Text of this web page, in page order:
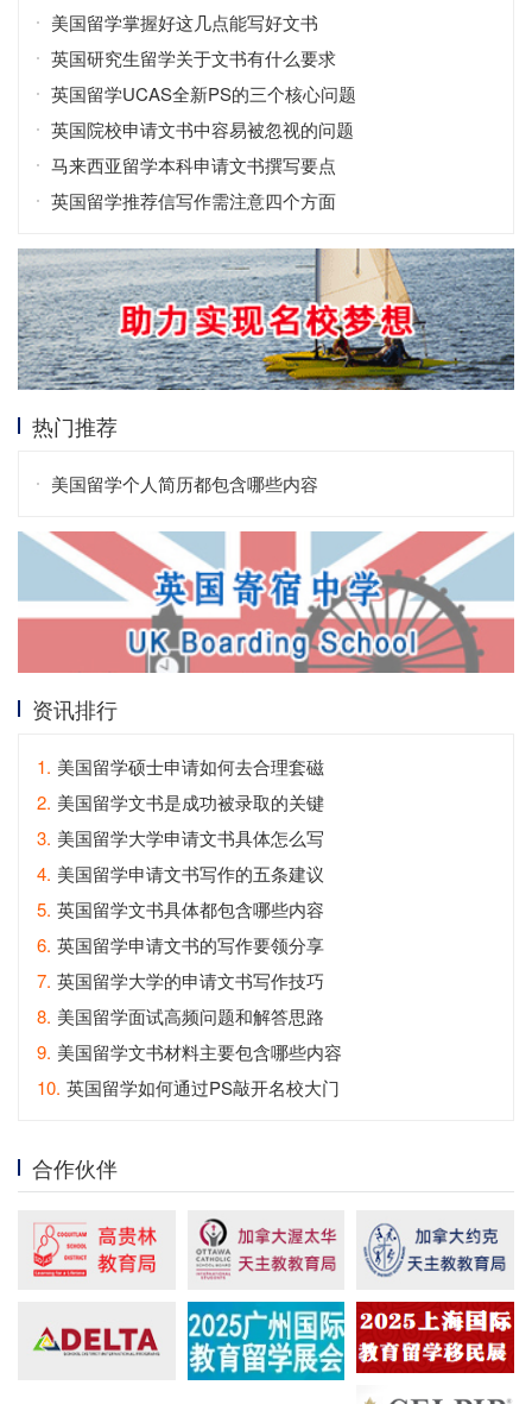
美国留学掌握好这几点能写好文书
英国研究生留学关于文书有什么要求
英国留学UCAS全新PS的三个核心问题
英国院校申请文书中容易被忽视的问题
马来西亚留学本科申请文书撰写要点
英国留学推荐信写作需注意四个方面
热门推荐
美国留学个人简历都包含哪些内容
资讯排行
1. 美国留学硕士申请如何去合理套磁
2. 美国留学文书是成功被录取的关键
3. 美国留学大学申请文书具体怎么写
4. 美国留学申请文书写作的五条建议
5. 英国留学文书具体都包含哪些内容
6. 英国留学申请文书的写作要领分享
7. 英国留学大学的申请文书写作技巧
8. 美国留学面试高频问题和解答思路
9. 美国留学文书材料主要包含哪些内容
10. 英国留学如何通过PS敲开名校大门
合作伙伴